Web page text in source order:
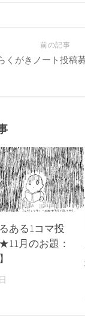
前の記事
くがきノート投稿
ある1コマ投
月のお題：